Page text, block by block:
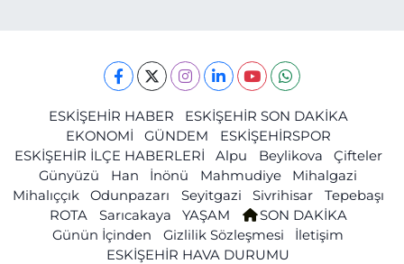
ESKİŞEHİR HABER
ESKİŞEHİR SON DAKİKA
EKONOMİ
GÜNDEM
ESKİŞEHİRSPOR
ESKİŞEHİR İLÇE HABERLERİ
Alpu Beylikova
Çifteler
Günyüzü
Han İnönü Mahmudiye
Mihalgazi
Mihalıççık
Odunpazarı Seyitgazi Sivrihisar
Tepebaşı
ROTA
Sarıcakaya YAŞAM
SON DAKİKA
Günün İçinden
Gizlilik Sözleşmesi
İletişim
ESKİŞEHİR HAVA DURUMU